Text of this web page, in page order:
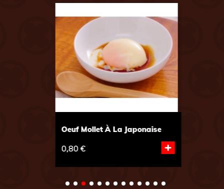
Oeuf Mollet À La Japonaise